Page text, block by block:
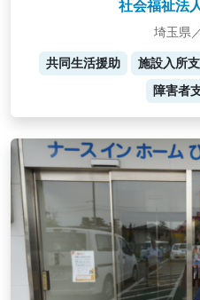
社会福祉法
埼玉県
共同生活援助 施設入所
障害者